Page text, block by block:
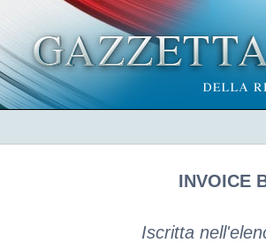
INVOICE
Iscritta